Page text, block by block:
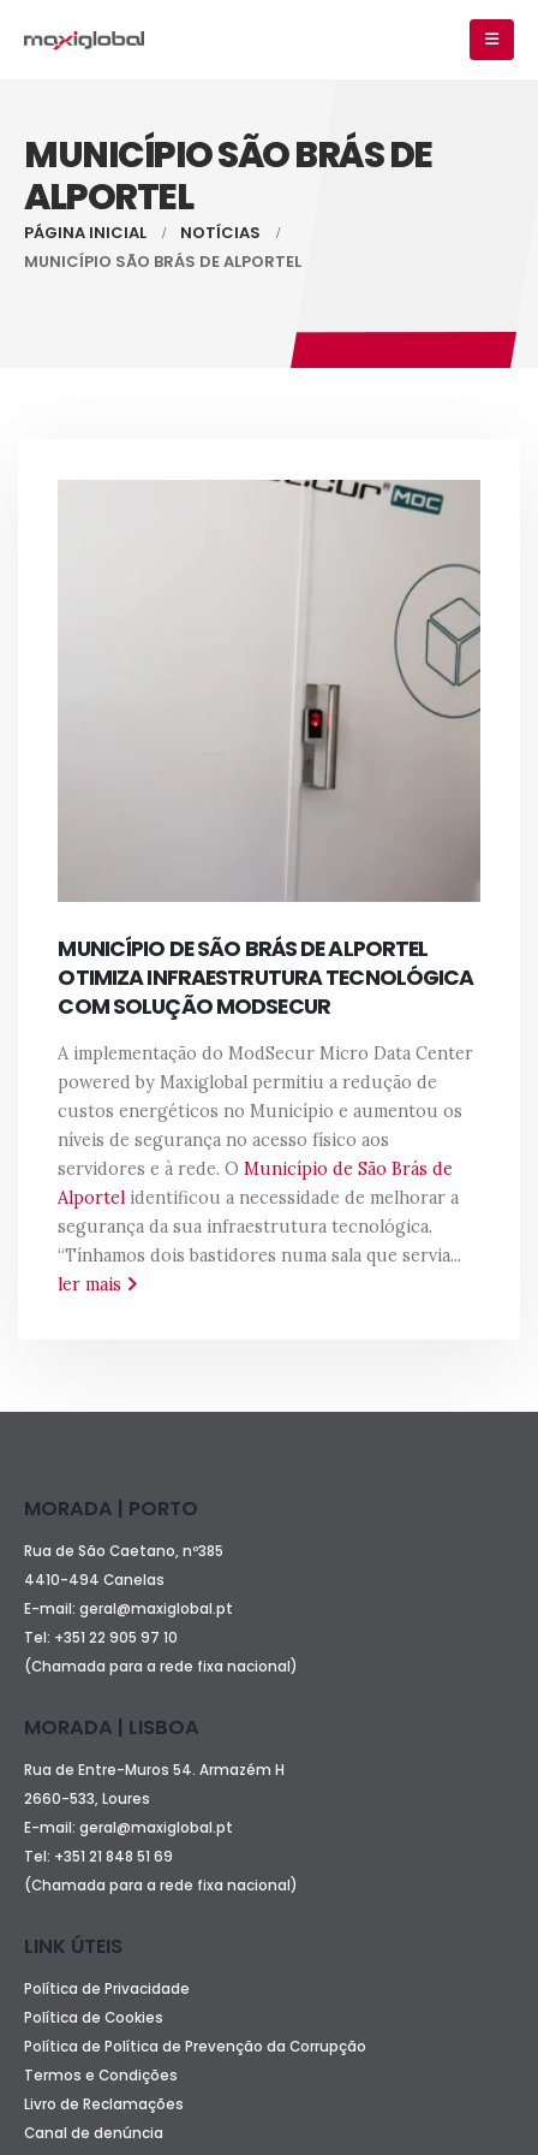
MUNICÍPIO SÃO BRÁS DE
ALPORTEL
PÁGINA INICIAL
NOTÍCIAS
MUNICÍPIO SÃO BRÁS DE ALPORTEL
MUNICÍPIO DE SÃO BRÁS DE ALPORTEL
OTIMIZA INFRAESTRUTURA TECNOLÓGICA
COM SOLUÇÃO MODSECUR
A implementação do ModSecur Micro Data Center
powered by Maxiglobal permitiu a redução de
custos energéticos no Município e aumentou os
níveis de segurança no acesso físico aos
servidores e à rede. OMunicípio de São Brás de
Alportel identificou a necessidade de melhorar a
segurança da sua infraestrutura tecnológica.
“Tínhamos dois bastidores numa sala que servia...
ler mais
MORADA | PORTO
Rua de São Caetano, nº385
4410-494 Canelas
E-mail: geral@maxiglobal.pt
Tel: +351 22 905 97 10
(Chamada para a rede fixa nacional)
MORADA | LISBOA
Rua de Entre-Muros 54. Armazém H
2660-533, Loures
E-mail: geral@maxiglobal.pt
Tel: +351 21 848 51 69
(Chamada para a rede fixa nacional)
LINK ÚTEIS
Política de Privacidade
Política de Cookies
Política de Política de Prevenção da Corrupção
Termos e Condições
Livro de Reclamações
Canal de denúncia